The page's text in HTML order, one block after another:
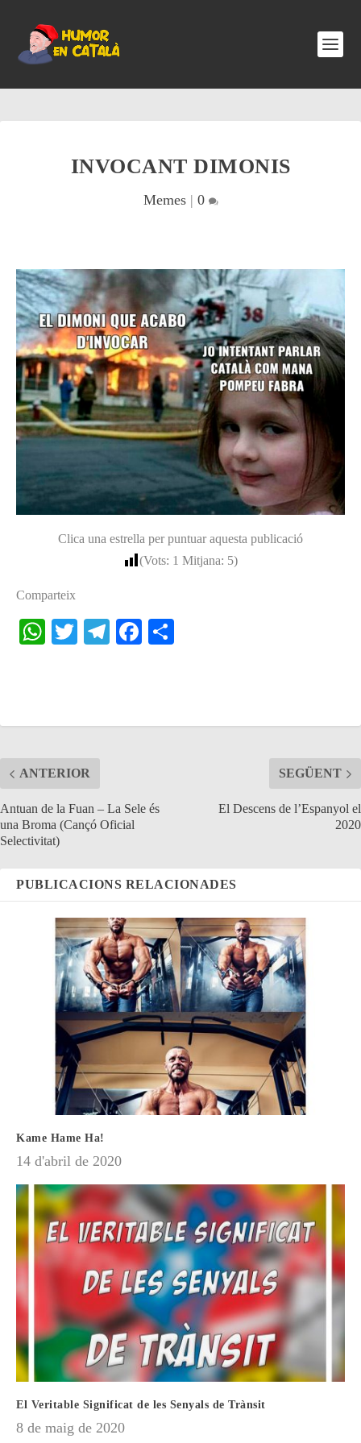
INVOCANT DIMONIS
Memes| 0
Clica una estrella per puntuar aquesta publicació
(Vots: 1 Mitjana: 5)
Comparteix
W
pp
T
Te
m
Fa
ANTERIOR
Antuan de la Fuan – La Sele és
una Broma (Cançó Oficial
Selectivitat)
SEGÜENT
El Descens de l’Espanyol el
2020
PUBLICACIONS RELACIONADES
Kame Hame Ha!
14 d'abril de 2020
El Veritable Significat de les Senyals de Trànsit
8 de maig de 2020